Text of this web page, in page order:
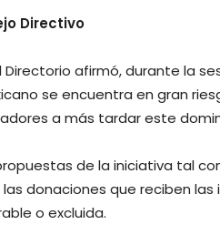
Directivo
Directorio afirmó, durante la
se encuentra en gran
a más tardar este
de la iniciativa tal
donaciones que reciben
o excluida.